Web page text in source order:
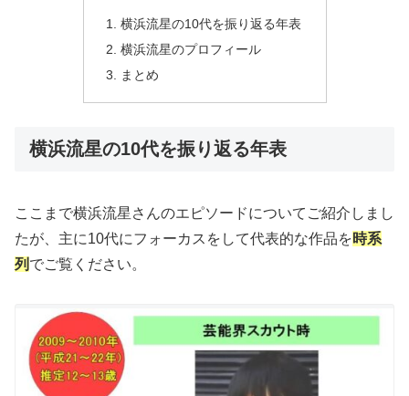
横浜流星の10代を振り返る年表
横浜流星のプロフィール
まとめ
横浜流星の10代を振り返る年表
ここまで横浜流星さんのエピソードについてご紹介しまし
たが、主に10代にフォーカスをして代表的な作品を時系
列 でご覧ください。